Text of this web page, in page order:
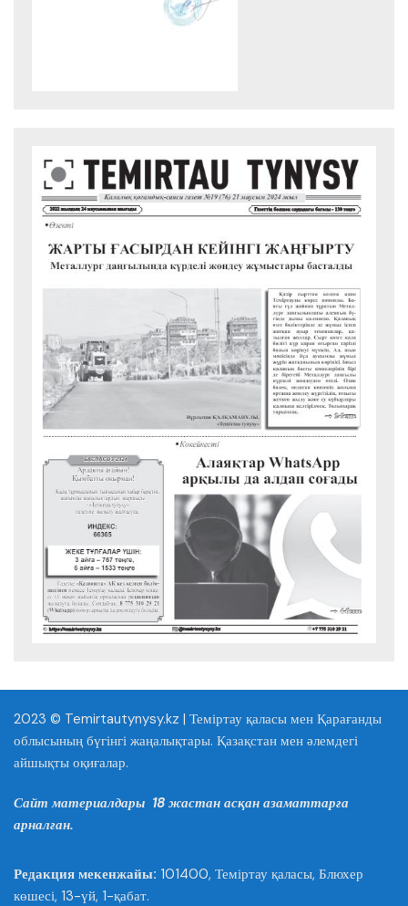
2023 © Temirtautynysy.kz | Теміртау қаласы мен Қарағанды
облысының бүгінгі жаңалықтары. Қазақстан мен әлемдегі
айшықты оқиғалар.
Сайт материалдары 18 жастан асқан азаматтарға
арналған.
Редакция мекенжайы: 101400, Теміртау қаласы, Блюхер
көшесі, 13-үй, 1-қабат.